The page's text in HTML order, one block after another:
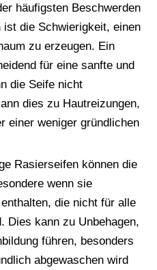
häufigsten Beschwerden
ist die Schwierigkeit, einen
zu erzeugen. Ein
für eine sanfte und
die Seife nicht
dies zu Hautreizungen,
einer weniger gründlichen
Rasierseifen können die
wenn sie
die nicht für alle
Dies kann zu Unbehagen,
führen, besonders
abgewaschen wird